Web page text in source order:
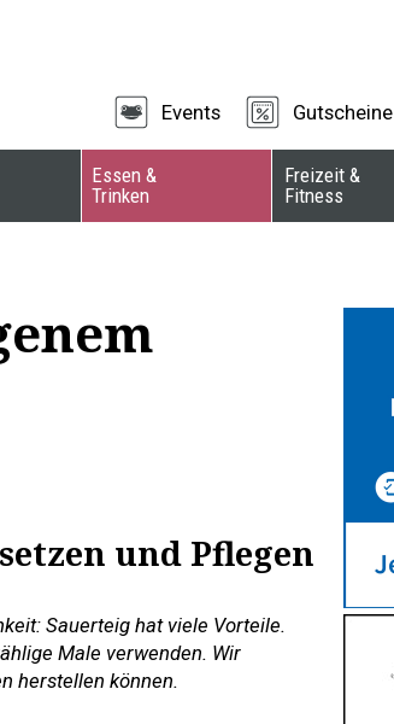
Events Gutscheine
Essen &
Trinken
Freizeit &
Fitness
und Pflegen
Sauerteig hat viele Vorteile.
Male verwenden. Wir
herstellen können.